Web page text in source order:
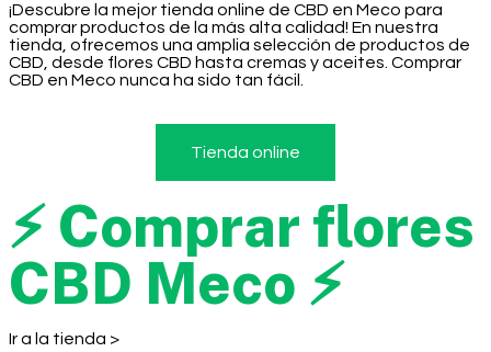
¡Descubre la mejor tienda online de CBD en Meco para
comprar productos de la más alta calidad! En nuestra
tienda, ofrecemos una amplia selección de productos de
CBD, desde flores CBD hasta cremas y aceites. Comprar
CBD en Meco nunca ha sido tan fácil.
Tienda online
⚡ Comprar flores
CBD Meco ⚡
Ir a la tienda >